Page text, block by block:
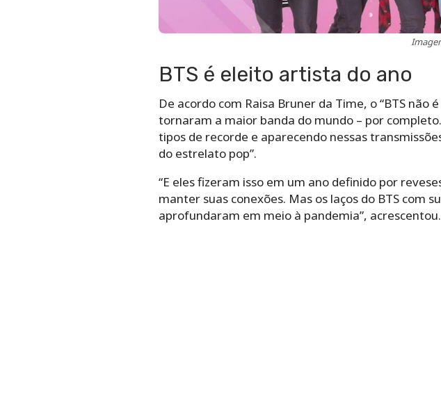
BTS é eleito artista do ano
De acordo com Raisa Bruner da Time, o “BTS não
tornaram a maior banda do mundo – por
tipos de recorde e aparecendo nessas
do estrelato pop”.
“E eles fizeram isso em um ano definido por
manter suas conexões. Mas os laços do BTS com
aprofundaram em meio à pandemia”, acrescentou.